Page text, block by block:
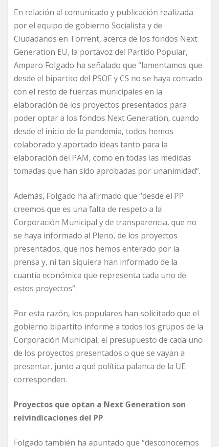
En relación al comunicado y publicación realizada
por el equipo de gobierno Socialista y de
Ciudadanos en Torrent, acerca de los fondos Next
Generation EU, la portavoz del Partido Popular,
Amparo Folgado ha señalado que “lamentamos que
desde el bipartito del PSOE y CS no se haya contado
con el resto de fuerzas municipales en la
elaboración de los proyectos presentados para
poder optar a los fondos Next Generation, cuando
desde el inicio de la pandemia, todos hemos
colaborado y aportado ideas tanto para la
elaboración del PAM, como en todas las medidas
tomadas que han sido aprobadas por unanimidad”.
Además, Folgado ha afirmado que “desde el PP
creemos que es una falta de respeto a la
Corporación Municipal y de transparencia, que no
se haya informado al Pleno, de los proyectos
presentados, que nos hemos enterado por la
prensa y, ni tan siquiera han informado de la
cuantía económica que representa cada uno de
estos proyectos”.
Por esta razón, los populares han solicitado que el
gobierno bipartito informe a todos los grupos de la
Corporación Municipal, el presupuesto de cada uno
de los proyectos presentados o que se vayan a
presentar, junto a qué política palanca de la UE
corresponden.
Proyectos que optan a Next Generation son
reivindicaciones del PP
Folgado también ha apuntado que “desconocemos